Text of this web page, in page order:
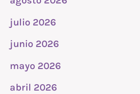
julio 2026
junio 2026
mayo 2026
abril 2026